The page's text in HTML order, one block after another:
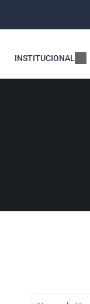
INSTITUCIONAL